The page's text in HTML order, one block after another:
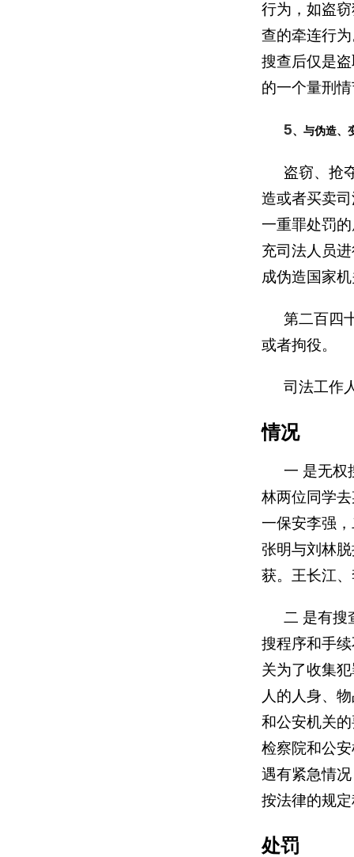
行为，如盗
查的牵连行
搜查后仅是
的一个量刑
5、与伪造、
盗窃、抢
造或者买卖
一重罪处罚
充司法人员
成伪造国家
第二百四
或者拘役。
司法工作
情况
一 是无权
林两位同学
一保安李强
张明与刘林
获。王长江
二 是有搜
搜程序和手
关为了收集
人的人身、
和公安机关
检察院和公
遇有紧急情
按法律的规
处罚